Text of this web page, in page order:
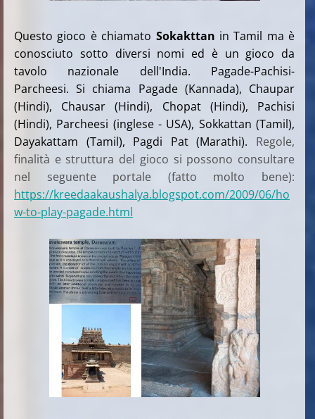
Questo gioco è chiamato Sokakttan in Tamil ma è
conosciuto sotto diversi nomi ed è un gioco da
tavolo nazionale dell'India. Pagade-Pachisi-
Parcheesi. Si chiama Pagade (Kannada), Chaupar
(Hindi), Chausar (Hindi), Chopat (Hindi), Pachisi
(Hindi), Parcheesi (inglese - USA), Sokkattan (Tamil),
Dayakattam (Tamil), Pagdi Pat (Marathi). Regole,
finalità e struttura del gioco si possono consultare
nel seguente portale (fatto molto bene):
https://kreedaakaushalya.blogspot.com/2009/06/ho
w-to-play-pagade.html